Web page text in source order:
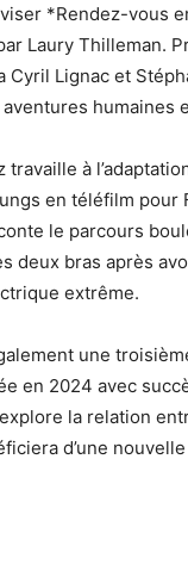
*Rendez-vous
Laury Thilleman.
Cyril Lignac et
humaines
travaille à
en téléfilm pour
le parcours
deux bras après
extrême.
une
en 2024 avec
la relation
d’une